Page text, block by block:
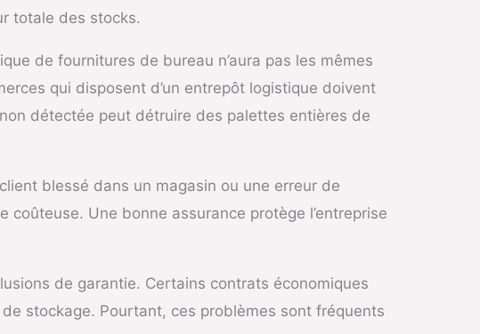
totale des stocks.
de fournitures de bureau n’aura pas les mêmes
qui disposent d’un entrepôt logistique doivent
détectée peut détruire des palettes entières de
blessé dans un magasin ou une erreur de
Une bonne assurance protège l’entreprise
de garantie. Certains contrats économiques
stockage. Pourtant, ces problèmes sont fréquents